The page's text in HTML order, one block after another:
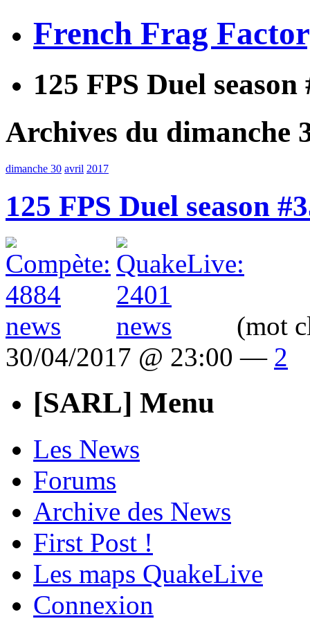
French Frag
125 FPS Duel
Archives du dimanche
dimanche 30 avril 2017
125 FPS Duel season
(mot
30/04/2017 @ 23:00 — 2
[SARL] Menu
Les News
Forums
Archive des News
First Post !
Les maps QuakeLive
Connexion